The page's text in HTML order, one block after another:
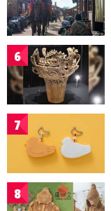
6
7
8